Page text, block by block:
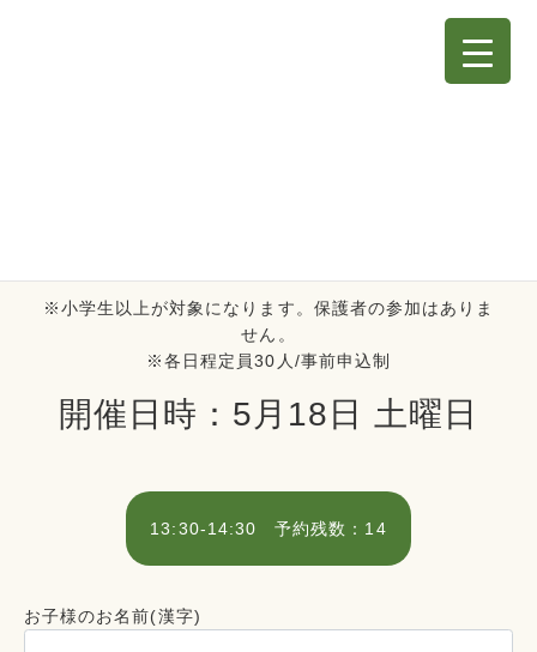
※小学生以上が対象になります。保護者の参加はありま
せん。
※各日程定員30人/事前申込制
開催日時：5月18日 土曜日
13:30-14:30 予約残数：14
お子様のお名前(漢字)